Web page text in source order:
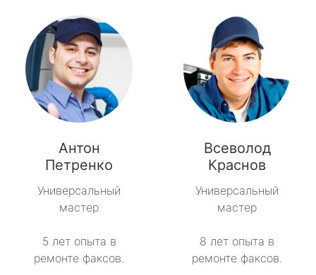
Антон
Петренко
Универсальный
мастер
5 лет опыта в
ремонте факсов.
Всеволод
Краснов
Универсальный
мастер
8 лет опыта в
ремонте факсов.